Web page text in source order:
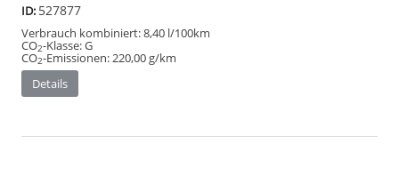
ID: 527877
Verbrauch kombiniert:8,40 l/100km
CO2-Klasse:G
CO2-Emissionen:220,00 g/km
Details